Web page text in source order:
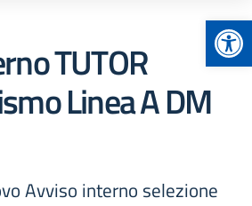
TUTOR
Linea A DM
Avviso interno selezione